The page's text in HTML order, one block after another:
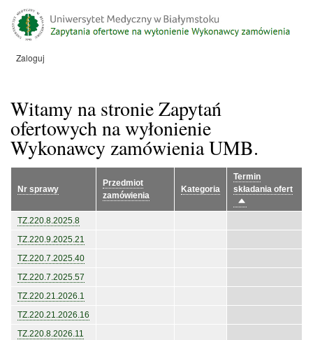
do
treści
Menu
Zaloguj
Witamy na stronie Zapytań
ofertowych na wyłonienie
Wykonawcy zamówienia UMB.
Nr sprawy
Przedmiot
zamówienia
Kategoria
Termin
składania ofert
Sortuj
TZ.220.8.2025.8
TZ.220.9.2025.21
TZ.220.7.2025.40
TZ.220.7.2025.57
TZ.220.21.2026.1
TZ.220.21.2026.16
TZ.220.8.2026.11